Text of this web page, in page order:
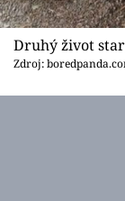
Druhý život
Zdroj: